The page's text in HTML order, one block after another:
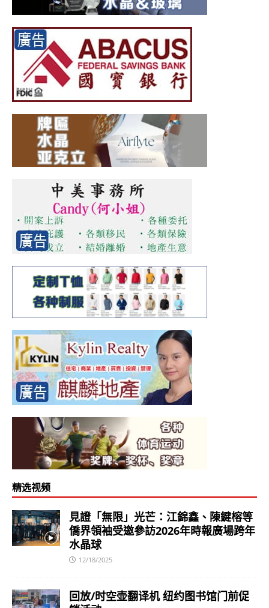
精选视频
見證「無限」光芒：江錦鑫、陳鍵榕等
僑界領袖受邀參訪2026年時報廣場跨年
水晶球
12/18/2025
回放/时空壶翻译机 纽约图书馆门前促